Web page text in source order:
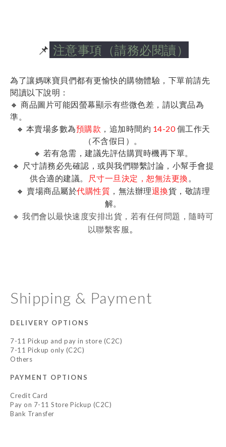
📌 注意事項（請務必閱讀）
為了讓媽咪寶貝們都有更愉快的購物體驗，下單前請先
閱讀以下說明：
🔸 商品圖片可能因螢幕顯示有些微色差，請以實品為
準。
🔸 本賣場多數為預購款 ，追加時間約 14-20個工作天
（不含假日）。
🔸 若有急需，建議先評估購買時機再下單。
🔸 尺寸請務必先確認，或與我們聯繫討論，小幫手會提
供合適的建議。
尺寸一旦決定，恕無法更換。
🔸 賣場商品屬於代購性質 ，無法辦理退換貨，敬請理
解。
🔸 我們會以最快速度安排出貨，若有任何問題，隨時可
以聯繫客服 。
Shipping & Payment
DELIVERY OPTIONS
7-11 Pickup and pay in store (C2C)
7-11 Pickup only (C2C)
Others
PAYMENT OPTIONS
Credit Card
Pay on 7-11 Store Pickup (C2C)
Bank Transfer